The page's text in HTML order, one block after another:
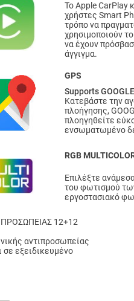
Το Apple CarPlay
χρήστες Smart
τρόπο να
χρησιμοποιούν
να έχουν
άγγιγμα.
GPS
Supports
Κατεβάστε την
πλοήγησης,
πλοηγηθείτε
ενσωματωμένο
RGB
Επιλέξτε
του φωτισμού
εργοστασιακό
12+12
αντιπροσωπείας
σε εξειδικευμένο